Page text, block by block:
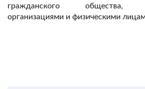
гражданского общества,
организациями и физическими